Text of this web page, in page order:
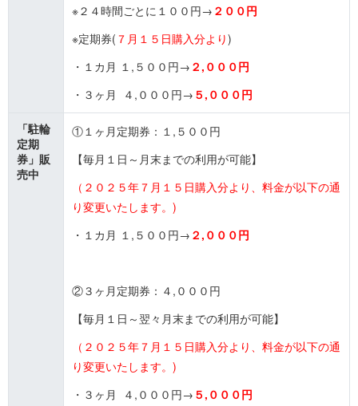
※２４時間ごとに１００円→ ２００円
※定期券( ７月１５日購入分より)
・１カ月 １,５００円→ ２,０００円
・３ヶ月 ４,０００円→ ５,０００円
「駐輪
定期
券」販
売中
①１ヶ月定期券：１,５００円
【毎月１日～月末までの利用が可能】
（２０２５年７月１５日購入分より、料金が以下の通
り変更いたします。)
・１カ月 １,５００円→ ２,０００円
②３ヶ月定期券：４,０００円
【毎月１日～翌々月末までの利用が可能】
（２０２５年７月１５日購入分より、料金が以下の通
り変更いたします。)
・３ヶ月 ４,０００円→ ５,０００円